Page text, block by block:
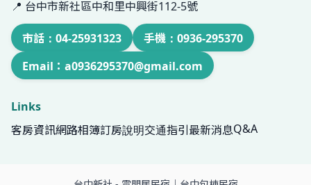
平日：3000 元 / 假日：4000 元
查空房
Contact
📍 台中市新社區中和里中興街112-5號